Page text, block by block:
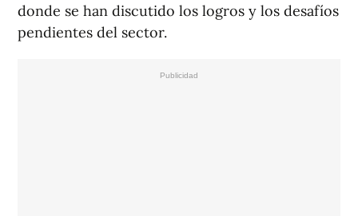
donde se han discutido los logros y los desafíos
pendientes del sector.